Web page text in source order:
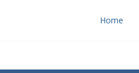
Home